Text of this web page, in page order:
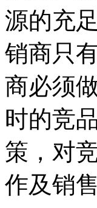
源的充
销商只
商必须
时的竞
策，对
作及销